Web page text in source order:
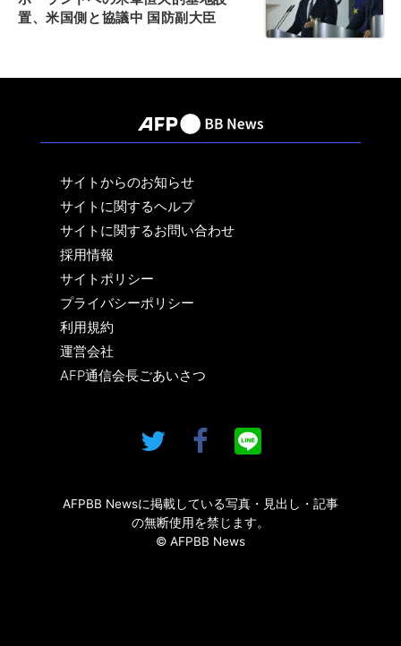
置、米国側と協議中 国防副大臣
サイトからのお知らせ
サイトに関するヘルプ
サイトに関するお問い合わせ
採用情報
サイトポリシー
プライバシーポリシー
利用規約
運営会社
AFP通信会長ごあいさつ
AFPBB Newsに掲載している写真・見出し・記事
の無断使用を禁じます。
© AFPBB News